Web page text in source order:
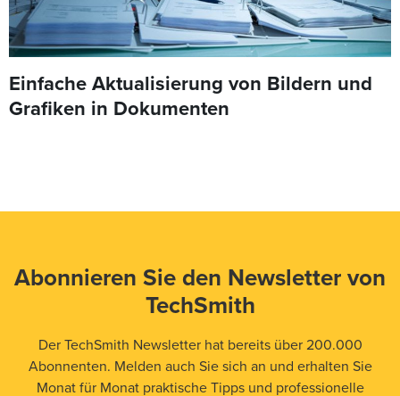
Einfache Aktualisierung von Bildern und
Grafiken in Dokumenten
Abonnieren Sie den Newsletter von
TechSmith
Der TechSmith Newsletter hat bereits über 200.000
Abonnenten. Melden auch Sie sich an und erhalten Sie
Monat für Monat praktische Tipps und professionelle